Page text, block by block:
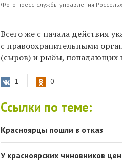
Фото пресс-службы управления
Всего же с начала действия
с правоохранительными
(сыров) и рыбы, попадающих
1 0
Ссылки по теме:
Красноярцы пошли в отказ
У красноярских чиновников